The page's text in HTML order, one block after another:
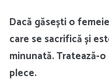
Dacă găsești o
care se sacrifică și
minunată. Tratează-
plece.